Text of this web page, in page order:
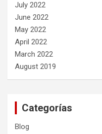
July 2022
June 2022
May 2022
April 2022
March 2022
August 2019
Categorías
Blog